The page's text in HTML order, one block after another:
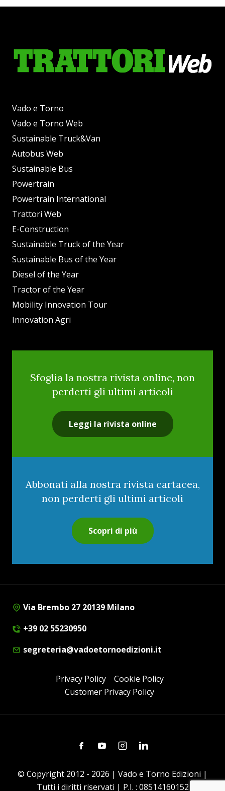
Vado e Torno
Vado e Torno Web
Sustainable Truck&Van
Autobus Web
Sustainable Bus
Powertrain
Powertrain International
Trattori Web
E-Construction
Sustainable Truck of the Year
Sustainable Bus of the Year
Diesel of the Year
Tractor of the Year
Mobility Innovation Tour
Innovation Agri
Sfoglia la nostra rivista online, non
perderti gli ultimi articoli
Leggi la rivista online
Abbonati alla nostra rivista cartacea,
non perderti gli ultimi articoli
Scopri di più
Via Brembo 27 20139 Milano
+39 02 55230950
segreteria@vadoetornoedizioni.it
Privacy Policy
Cookie Policy
Customer Privacy Policy
FacebookYoutubeInstagramLinkedin
© Copyright 2012 - 2026 | Vado e Torno Edizioni |
Tutti i diritti riservati | P.I. : 08514160152